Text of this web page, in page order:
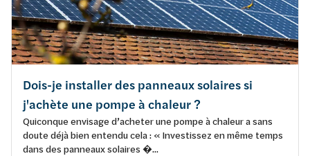
Dois-je installer des panneaux solaires si
j'achète une pompe à chaleur ?
Quiconque envisage d’acheter une pompe à chaleur a sans
doute déjà bien entendu cela : « Investissez en même temps
dans des panneaux solaires �...